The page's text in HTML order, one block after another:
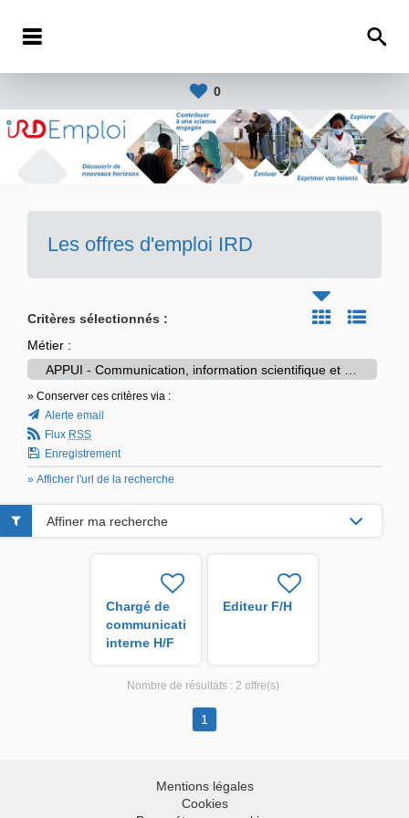
0
Les offres d'emploi IRD
Critères sélectionnés :
Métier :
» Conserver ces critères via :
Alerte email
Flux RSS
Enregistrement
» Afficher l'url de la recherche
Chargé de
communication
interne H/F
Editeur F/H
Affiner ma recherche
Nombre de résultats : 2 offre(s)
1
Mentions légales
Cookies